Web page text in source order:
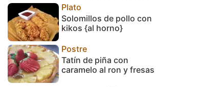
Plato
Solomillos de pollo con
kikos {al horno}
Postre
Tatín de piña con
caramelo al ron y fresas